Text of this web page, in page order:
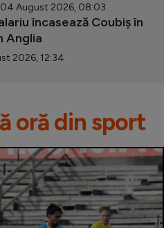
August 2026, 08:03
încasează Coubiș în
Anglia
2026, 12:34
oră din sport